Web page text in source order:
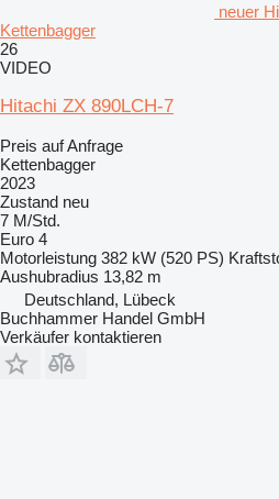
neuer
Kettenbagger
26
VIDEO
Hitachi ZX 890LCH-7
Preis auf Anfrage
Kettenbagger
2023
Zustand neu
7 M/Std.
Euro 4
Motorleistung 382 kW (520 PS)
Aushubradius 13,82 m
Deutschland, Lübeck
Buchhammer Handel GmbH
Verkäufer kontaktieren